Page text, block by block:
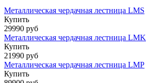
Металлическая чердачная лестница LMS
Купить
29990 руб
Металлическая чердачная лестница LMK
Купить
21990 руб
Металлическая чердачная лестница LMP
Купить